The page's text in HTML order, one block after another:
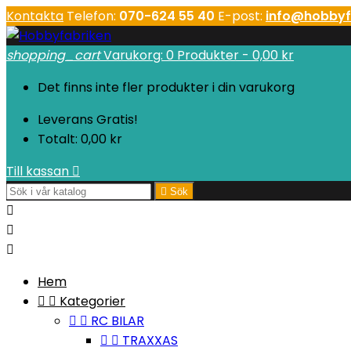
Kontakta Telefon: 070-624 55 40 E-post:
shopping_cartVarukorg: 0 Produkter - 0,00 kr
Det finns inte fler produkter i din varukorg
Leverans Gratis!
Totalt: 0,00 kr
Till kassan 
 Sök



Hem
  Kategorier
  RC BILAR
  TRAXXAS